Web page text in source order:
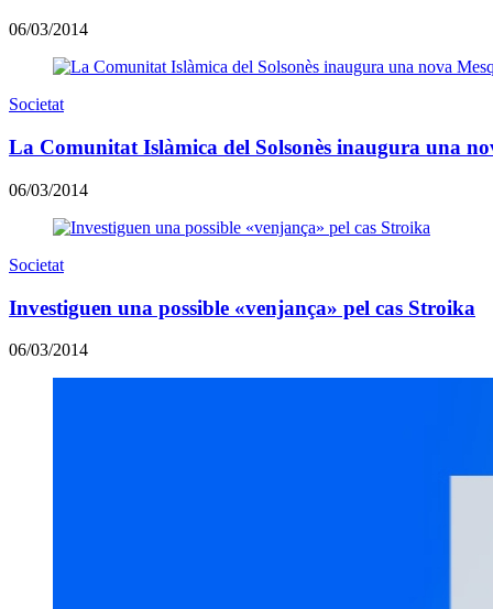
06/03/2014
Societat
La Comunitat Islàmica del Solsonès inaugura una
06/03/2014
Societat
Investiguen una possible «venjança» pel cas Stroika
06/03/2014